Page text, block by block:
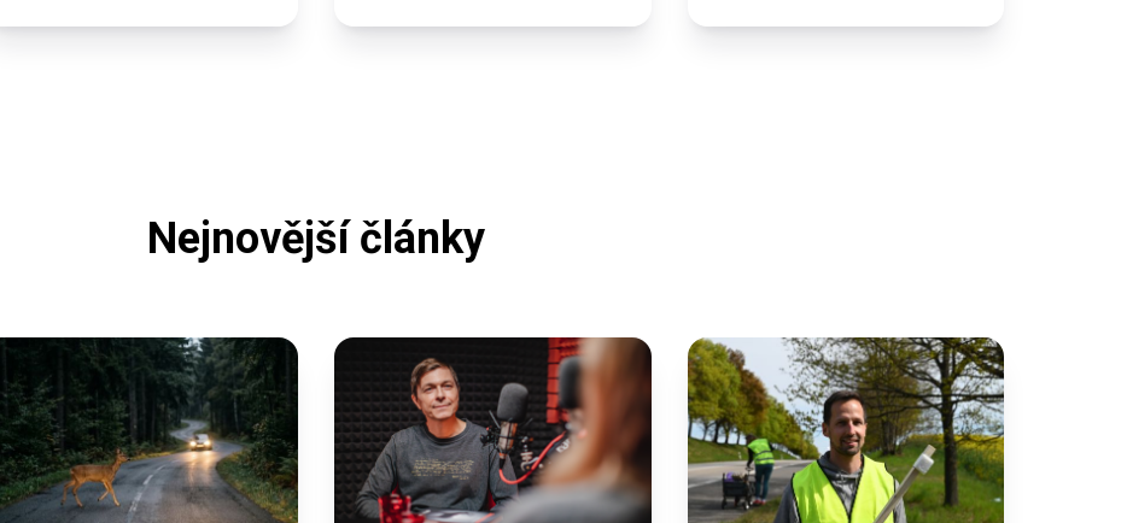
Nejnovější články